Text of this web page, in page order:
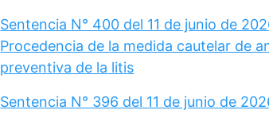
Sentencia N° 400 del 11 de junio de
Procedencia de la medida cautelar de
preventiva de la litis
Sentencia N° 396 del 11 de junio de